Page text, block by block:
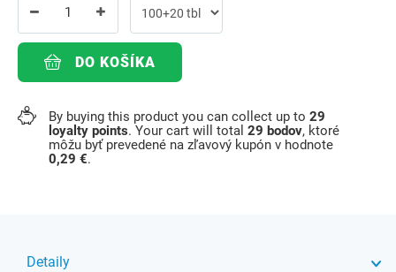
DO KOŠÍKA
By buying this product you can collect up to 29
loyalty points. Your cart will total 29 bodov, ktoré
môžu byť prevedené na zľavový kupón v hodnote
0,29 €.
Detaily